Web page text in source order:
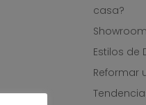
casa?
Showroom
Estilos de
Reformar